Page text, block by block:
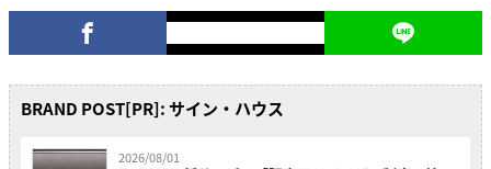
BRAND POST[PR]: サイン・ハウス
2026/08/01